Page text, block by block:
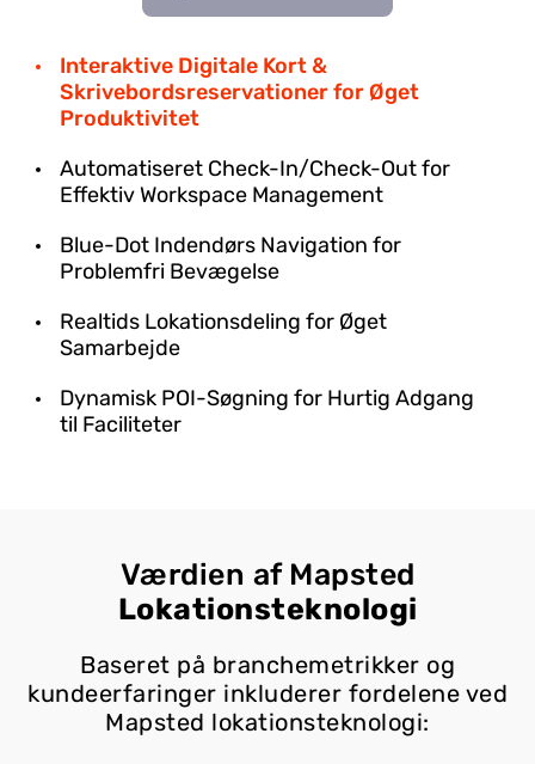
Interaktive Digitale Kort &
Skrivebordsreservationer for Øget
Produktivitet
Automatiseret Check-In/Check-Out for
Effektiv Workspace Management
Blue-Dot Indendørs Navigation for
Problemfri Bevægelse
Realtids Lokationsdeling for Øget
Samarbejde
Dynamisk POI-Søgning for Hurtig Adgang
til Faciliteter
Værdien af Mapsted
Lokationsteknologi
Baseret på branchemetrikker og
kundeerfaringer inkluderer fordelene ved
Mapsted lokationsteknologi: